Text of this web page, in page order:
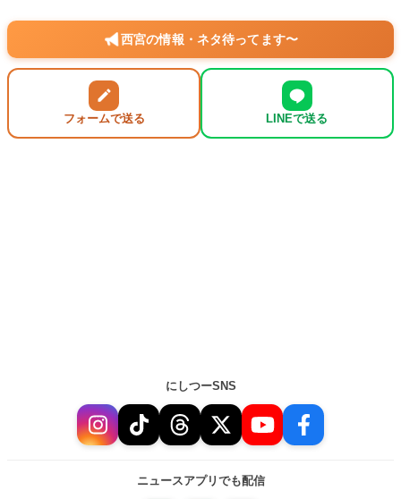
西宮の情報・ネタ待ってます〜
フォームで送る LINEで送る
にしつーSNS
ニュースアプリでも配信